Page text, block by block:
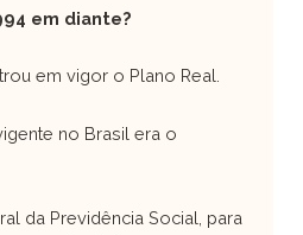
em diante?
em vigor o Plano Real.
no Brasil era o
da Previdência Social, para